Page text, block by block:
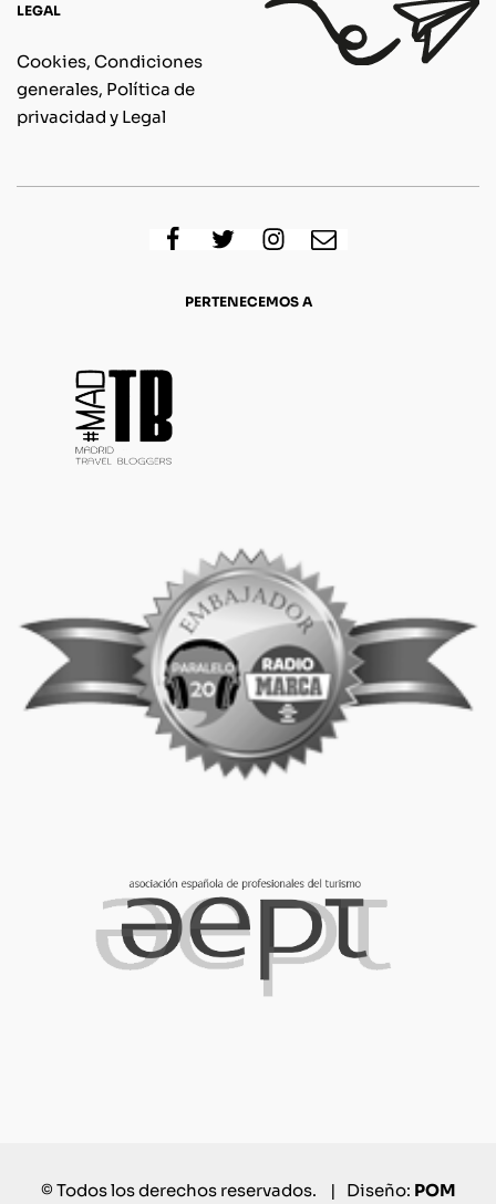
LEGAL
Cookies, Condiciones
generales, Política de
privacidad y Legal
PERTENECEMOS A
© Todos los derechos reservados. | Diseño: POM